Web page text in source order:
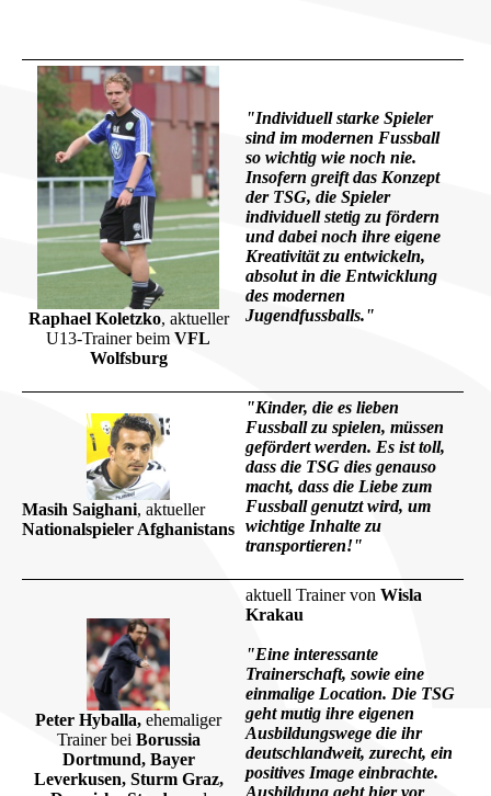
Raphael Koletzko, aktueller
U13-Trainer beim VFL
Wolfsburg
"Individuell starke Spieler
sind im modernen Fussball
so wichtig wie noch nie.
Insofern greift das Konzept
der TSG, die Spieler
individuell stetig zu fördern
und dabei noch ihre eigene
Kreativität zu entwickeln,
absolut in die Entwicklung
des modernen
Jugendfussballs."
Masih Saighani, aktueller
Nationalspieler Afghanistans
"Kinder, die es lieben
Fussball zu spielen, müssen
gefördert werden. Es ist toll,
dass die TSG dies genauso
macht, dass die Liebe zum
Fussball genutzt wird, um
wichtige Inhalte zu
transportieren!"
Peter Hyballa, ehemaliger
Trainer bei Borussia
Dortmund, Bayer
Leverkusen, Sturm Graz,
aktuell Trainer von Wisla
Krakau
"Eine interessante
Trainerschaft, sowie eine
einmalige Location. Die TSG
geht mutig ihre eigenen
Ausbildungswege die ihr
deutschlandweit, zurecht, ein
positives Image einbrachte.